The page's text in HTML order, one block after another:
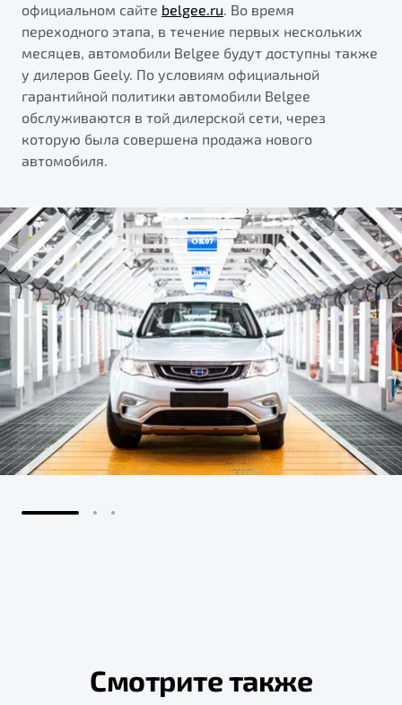
официальном сайте belgee.ru. Во время
переходного этапа, в течение первых нескольких
месяцев, автомобили Belgee будут доступны также
у дилеров Geely. По условиям официальной
гарантийной политики автомобили Belgee
обслуживаются в той дилерской сети, через
которую была совершена продажа нового
автомобиля.
Смотрите также